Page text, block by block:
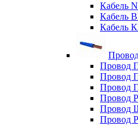
Кабель
Кабель
Кабель
Провод
Провод
Провод
Провод
Провод
Провод